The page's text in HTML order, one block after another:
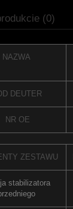
(0)
NAZWA
DEUTER
NR OE
ZESTAWU
stabilizatora